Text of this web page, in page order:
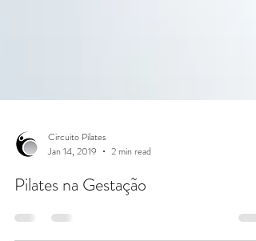
Circuito Pilates
Jan 14, 2019
2 min read
Pilates na Gestação